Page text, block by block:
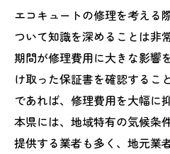
エコキュートの修理を考える
ついて知識を深めることは非
期間が修理費用に大きな影響
け取った保証書を確認するこ
であれば、修理費用を大幅に
本県には、地域特有の気候条
提供する業者も多く、地元業